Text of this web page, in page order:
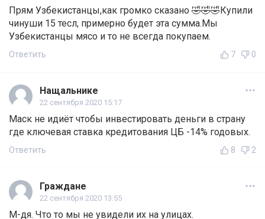
Прям Узбекистанцы,как громко сказано 🤣🤣🤣Купили
чинуши 15 тесл, примерно будет эта сумма.Мы
Узбекистанцы мясо и то не всегда покупаем.
Ответить 7 0
Нащальнике
22 сентября 2020 15:17
Маск не идиёт чтобы инвестировать деньги в страну
где ключевая ставка кредитования ЦБ -14% годовых.
Ответить 8 2
Граждане
22 сентября 2020 13:55
М-дя. Что то мы не увидели их на улицах.